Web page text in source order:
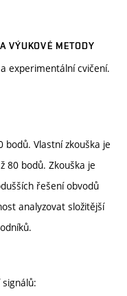
VÝUKOVÉ METODY
experimentální cvičení.
bodů. Vlastní zkouška je
80 bodů. Zkouška je
řešení obvodů
analyzovat složitější